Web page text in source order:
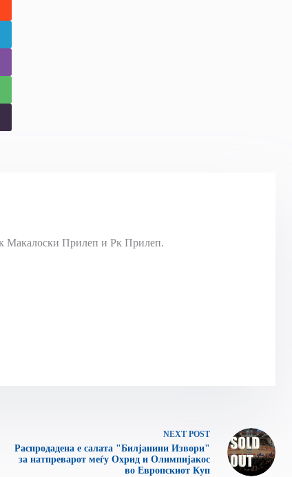
Макалоски Прилеп и Рк Прилеп.
NEXT POST
Распродадена е салата "Билјанини Извори"
за натпреварот меѓу Охрид и Олимпијакос
во Европскиот Куп